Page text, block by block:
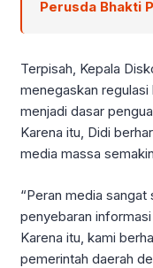
Perusda Bhakti
Terpisah, Kepala
menegaskan
menjadi dasar
Karena itu, Didi
media massa
“Peran media
penyebaran
Karena itu, kami
pemerintah daerah